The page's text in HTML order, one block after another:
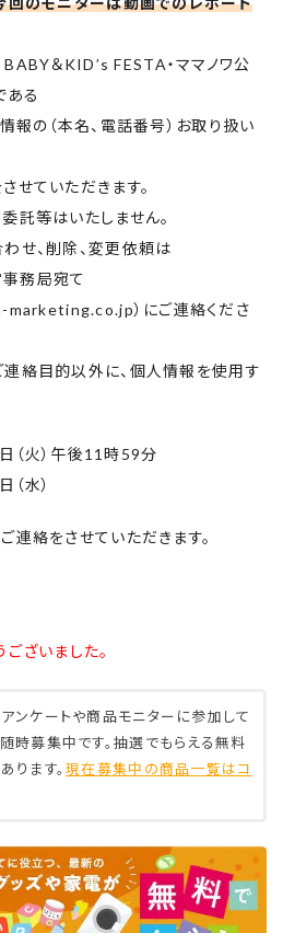
＆KID’s FESTA・ママノワ公
ある
報の（本名、電話番号）お取り扱い
せていただきます。
託等はいたしません。
せ、削除、変更依頼は
務局宛て
marketing.co.jp）にご連絡くださ
絡目的以外に、個人情報を使用す
（火）午後11時59分
水）
絡をさせていただきます。
ざいました。
ンケートや商品モニターに参加して
時募集中です。抽選でもらえる無料
ります。現在募集中の商品一覧はコ